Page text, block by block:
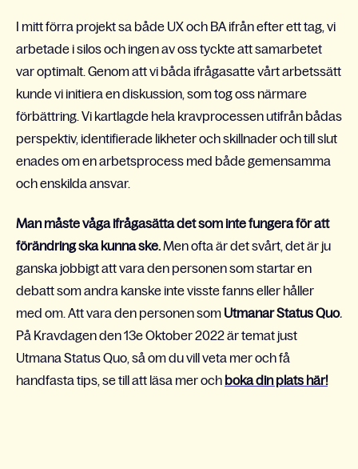
I mitt förra projekt sa både UX och BA ifrån efter ett tag, vi
arbetade i silos och ingen av oss tyckte att samarbetet
var optimalt. Genom att vi båda ifrågasatte vårt arbetssätt
kunde vi initiera en diskussion, som tog oss närmare
förbättring. Vi kartlagde hela kravprocessen utifrån bådas
perspektiv, identifierade likheter och skillnader och till slut
enades om en arbetsprocess med både gemensamma
och enskilda ansvar.
Man måste våga ifrågasätta det som inte fungera för att
förändring ska kunna ske.Men ofta är det svårt, det är ju
ganska jobbigt att vara den personen som startar en
debatt som andra kanske inte visste fanns eller håller
med om. Att vara den personen som Utmanar Status Quo.
På Kravdagen den 13e Oktober 2022 är temat just
Utmana Status Quo, så om du vill veta mer och få
handfasta tips, se till att läsa mer och boka din plats här!